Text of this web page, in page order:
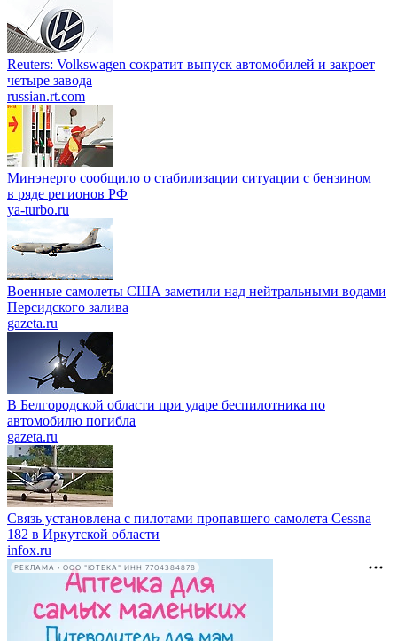
Reuters: Volkswagen сократит выпуск автомобилей и закроет
четыре завода
russian.rt.com
Минэнерго сообщило о стабилизации ситуации с бензином
в ряде регионов РФ
ya-turbo.ru
Военные самолеты США заметили над нейтральными водами
Персидского залива
gazeta.ru
В Белгородской области при ударе беспилотника по
автомобилю погибла
gazeta.ru
Связь установлена с пилотами пропавшего самолета Cessna
182 в Иркутской области
infox.ru
РЕКЛАМА • ООО "ЮТЕКА" ИНН 7704384878